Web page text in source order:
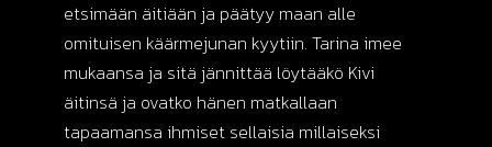
etsimään äitiään ja päätyy maan alle
omituisen käärmejunan kyytiin. Tarina imee
mukaansa ja sitä jännittää löytääkö Kivi
äitinsä ja ovatko hänen matkallaan
tapaamansa ihmiset sellaisia millaiseksi